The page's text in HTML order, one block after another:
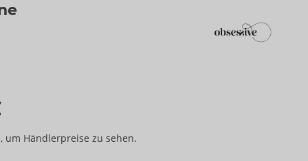
um Händlerpreise zu sehen.